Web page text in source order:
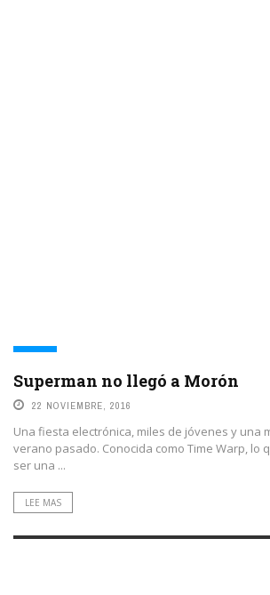
Superman no llegó a Morón
22 NOVIEMBRE, 2016
Una fiesta electrónica, miles de jóvenes y una
verano pasado. Conocida como Time Warp, lo
ser una ...
LEE MAS